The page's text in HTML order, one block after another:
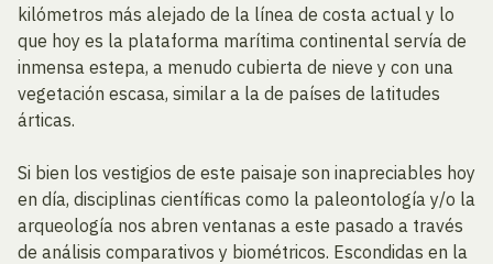
kilómetros más alejado de la línea de costa actual y lo
que hoy es la plataforma marítima continental servía de
inmensa estepa, a menudo cubierta de nieve y con una
vegetación escasa, similar a la de países de latitudes
árticas.
Si bien los vestigios de este paisaje son inapreciables hoy
en día, disciplinas científicas como la paleontología y/o la
arqueología nos abren ventanas a este pasado a través
de análisis comparativos y biométricos. Escondidas en la